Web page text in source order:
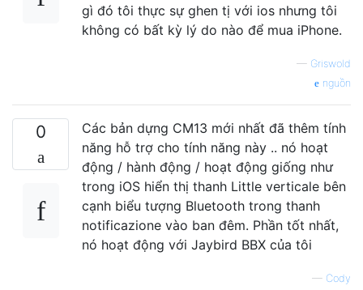
gì đó tôi thực sự ghen tị với ios nhưng tôi
không có bất kỳ lý do nào để mua iPhone.
— Griswold
nguồn
0
Các bản dựng CM13 mới nhất đã thêm tính
năng hỗ trợ cho tính năng này .. nó hoạt
động / hành động / hoạt động giống như
trong iOS hiển thị thanh Little verticale bên
cạnh biểu tượng Bluetooth trong thanh
notificazione vào ban đêm. Phần tốt nhất,
nó hoạt động với Jaybird BBX của tôi
— Cody